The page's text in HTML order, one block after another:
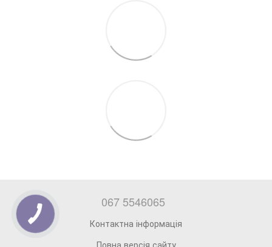
067 5546065
Контактна інформація
Повна версія сайту